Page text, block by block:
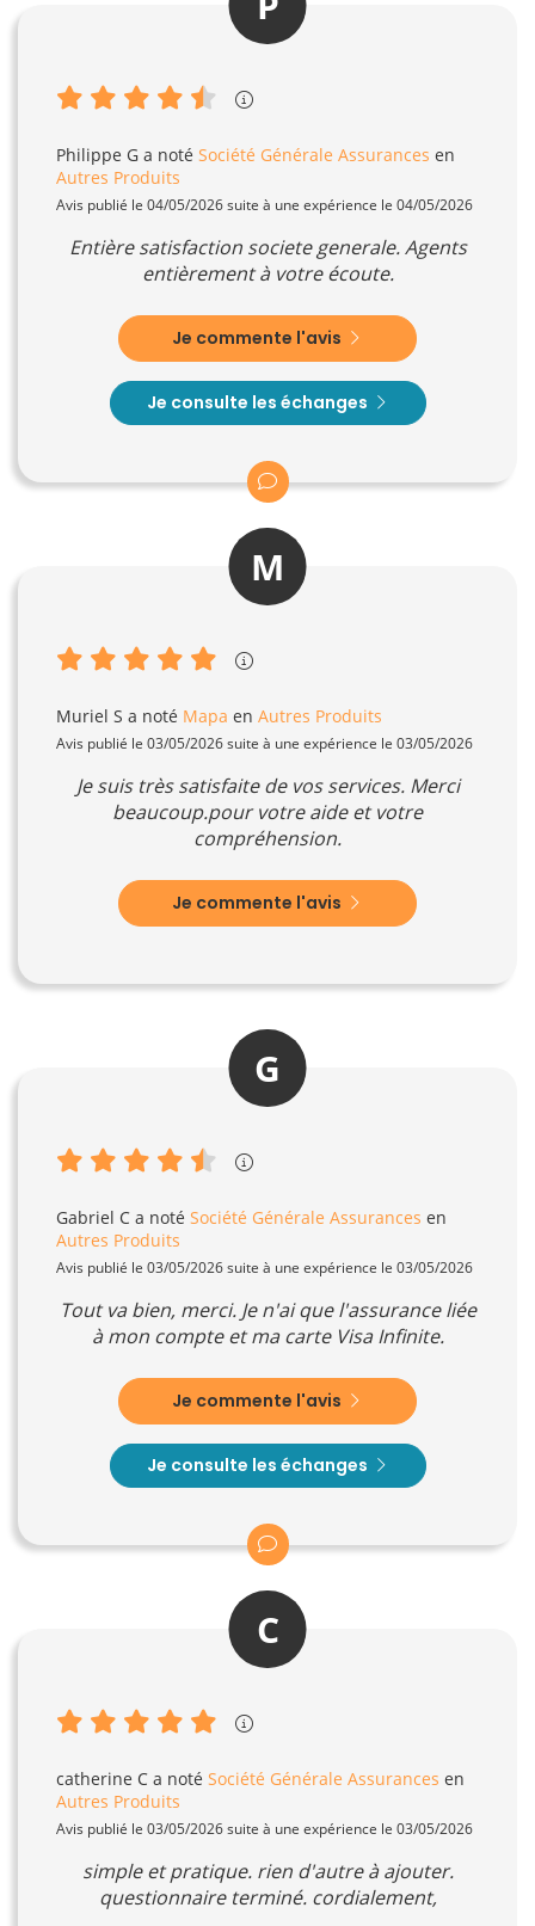
Philippe G a noté Société Générale Assurances en
Autres Produits
Avis publié le 04/05/2026 suite à une expérience le 04/05/2026
Entière satisfaction societe generale. Agents
entièrement à votre écoute.
Je commente l'avis
Je consulte les échanges
M
Muriel S a noté Mapa en Autres Produits
Avis publié le 03/05/2026 suite à une expérience le 03/05/2026
Je suis très satisfaite de vos services. Merci
beaucoup.pour votre aide et votre
compréhension.
Je commente l'avis
G
Gabriel C a noté Société Générale Assurances en
Autres Produits
Avis publié le 03/05/2026 suite à une expérience le 03/05/2026
Tout va bien, merci. Je n'ai que l'assurance liée
à mon compte et ma carte Visa Infinite.
Je commente l'avis
Je consulte les échanges
C
catherine C a noté Société Générale Assurances en
Autres Produits
Avis publié le 03/05/2026 suite à une expérience le 03/05/2026
simple et pratique. rien d'autre à ajouter.
questionnaire terminé. cordialement,